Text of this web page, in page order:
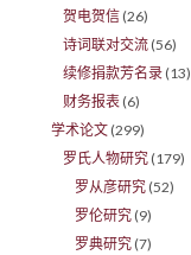
贺电贺信 (26)
诗词联对交流 (56)
续修捐款芳名录 (13)
财务报表 (6)
学术论文 (299)
罗氏人物研究 (179)
罗从彦研究 (52)
罗伦研究 (9)
罗典研究 (7)